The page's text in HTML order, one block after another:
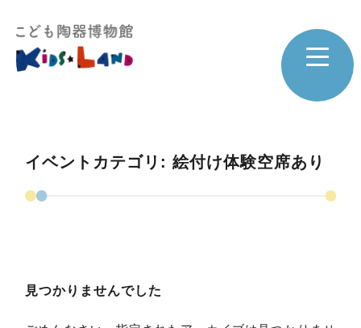
イベントカテゴリ:絵付け体験空席あり
見つかりませんでした